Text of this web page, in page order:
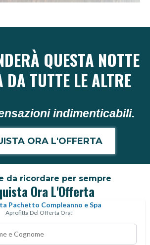
QUESTA NOTTE
DA TUTTE LE ALTRE
indimenticabili.
ORA L'OFFERTA
da ricordare per sempre
Ora L'Offerta
Pachetto Compleanno e Spa
Aprofitta Del Offerta Ora!